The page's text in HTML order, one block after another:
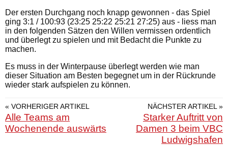
Der ersten Durchgang noch knapp gewonnen - das Spiel
ging 3:1 / 100:93 (23:25 25:22 25:21 27:25) aus - liess man
in den folgenden Sätzen den Willen vermissen ordentlich
und überlegt zu spielen und mit Bedacht die Punkte zu
machen.
Es muss in der Winterpause überlegt werden wie man
dieser Situation am Besten begegnet um in der Rückrunde
wieder stark aufspielen zu können.
« VORHERIGER ARTIKEL
Alle Teams am
Wochenende auswärts
NÄCHSTER ARTIKEL »
Starker Auftritt von
Damen 3 beim VBC
Ludwigshafen